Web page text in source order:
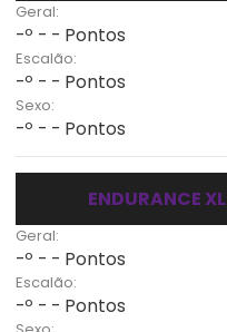
Geral:
-º - - Pontos
Escalão:
-º - - Pontos
Sexo:
-º - - Pontos
ENDURANCE XL
Geral:
-º - - Pontos
Escalão:
-º - - Pontos